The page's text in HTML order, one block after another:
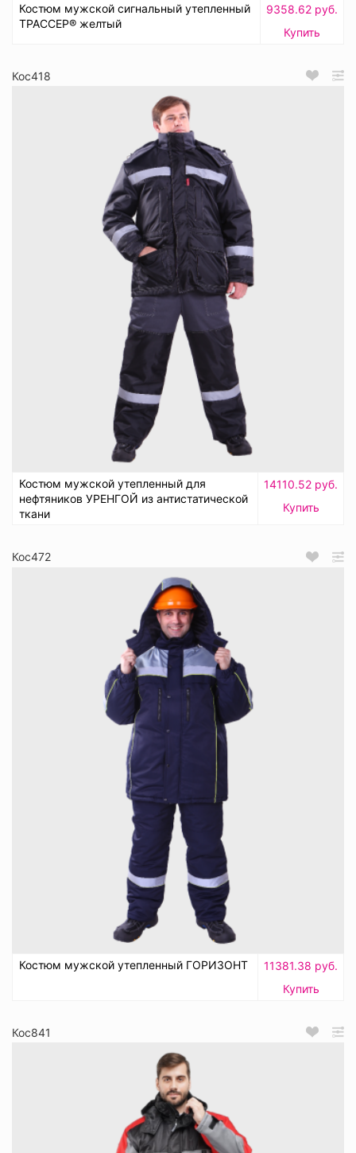
Костюм мужской сигнальный утепленный
ТРАССЕР® желтый
9358.62 руб.
Купить
Кос418
Костюм мужской утепленный для
нефтяников УРЕНГОЙ из антистатической
ткани
14110.52 руб.
Купить
Кос472
Костюм мужской утепленный ГОРИЗОНТ
11381.38 руб.
Купить
Кос841